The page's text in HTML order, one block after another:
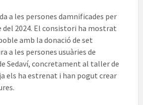
a les persones damnificades per
del 2024. El consistori ha mostrat
amb la donació de set
a les persones usuàries de
Sedaví, concretament al taller de
els ha estrenat i han pogut crear